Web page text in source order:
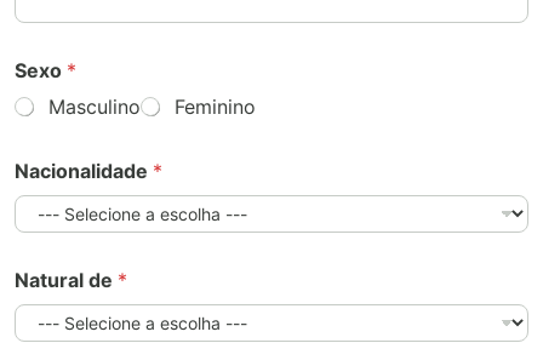
Sexo *
Masculino
Feminino
Nacionalidade *
Natural de *